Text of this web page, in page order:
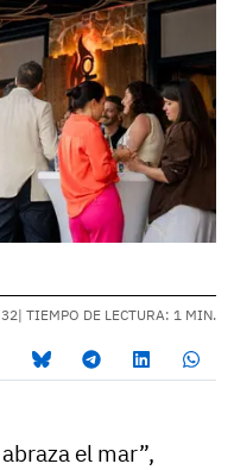
| TIEMPO DE LECTURA: 1 MIN.
el mar”,